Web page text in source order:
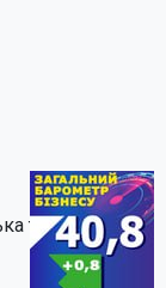
торгово-